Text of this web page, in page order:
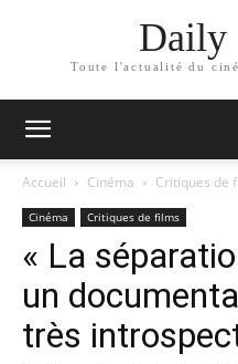
Daily
Toute l'actualité du
Accueil Cinéma Critiques de
Cinéma Critiques de films
« La
un
très